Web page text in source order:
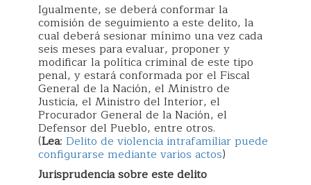
Igualmente, se deberá conformar la
comisión de seguimiento a este delito, la
cual deberá sesionar mínimo una vez cada
seis meses para evaluar, proponer y
modificar la política criminal de este tipo
penal, y estará conformada por el Fiscal
General de la Nación, el Ministro de
Justicia, el Ministro del Interior, el
Procurador General de la Nación, el
Defensor del Pueblo, entre otros.
(Lea: Delito de violencia intrafamiliar puede
configurarse mediante varios actos)
Jurisprudencia sobre este delito